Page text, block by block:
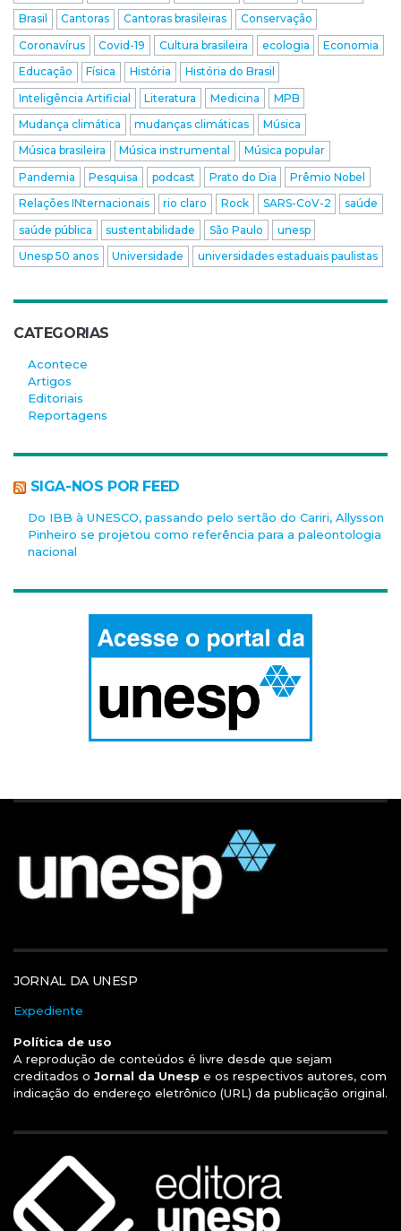
Brasil
Cantoras Cantoras brasileiras
Conservação
Coronavírus
Covid-19 Cultura brasileira ecologia
Economia
Educação
Física História
História do Brasil
Inteligência Artificial
Literatura Medicina
MPB
Mudança climática
mudanças climáticas
Música
Música brasileira
Música instrumental
Música popular
Pandemia
Pesquisa podcast Prato do Dia
Prêmio Nobel
Relações INternacionais
rio claro Rock SARS-CoV-2
saúde
saúde pública
sustentabilidade São Paulo
unesp
Unesp 50 anos
Universidade universidades estaduais paulistas
CATEGORIAS
Acontece
Artigos
Editoriais
Reportagens
SIGA-NOS POR FEED
Do IBB à UNESCO, passando pelo sertão do Cariri, Allysson
Pinheiro se projetou como referência para a paleontologia
nacional
JORNAL DA UNESP
Expediente
Política de uso
A reprodução de conteúdos é livre desde que sejam
creditados o Jornal da Unesp e os respectivos autores, com
indicação do endereço eletrônico (URL) da publicação original.